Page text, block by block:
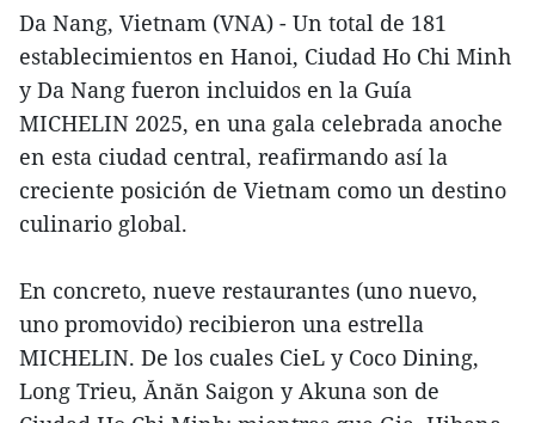
Da Nang, Vietnam (VNA) - Un total de 181
establecimientos en Hanoi, Ciudad Ho Chi Minh
y Da Nang fueron incluidos en la Guía
MICHELIN 2025, en una gala celebrada anoche
en esta ciudad central, reafirmando así la
creciente posición de Vietnam como un destino
culinario global.
En concreto, nueve restaurantes (uno nuevo,
uno promovido) recibieron una estrella
MICHELIN. De los cuales CieL y Coco Dining,
Long Trieu, Ănăn Saigon y Akuna son de